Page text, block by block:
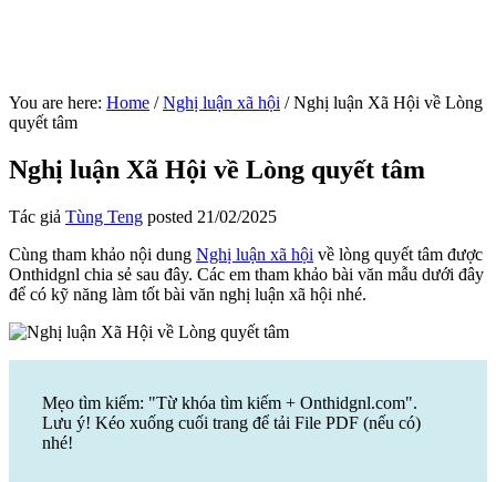
You are here: Home / Nghị luận xã hội /Nghị luận Xã Hội về Lòng
quyết tâm
Nghị luận Xã Hội về Lòng quyết tâm
Tác giả Tùng Teng posted 21/02/2025
Cùng tham khảo nội dung Nghị luận xã hội về lòng quyết tâm được
Onthidgnl chia sẻ sau đây. Các em tham khảo bài văn mẫu dưới đây
để có kỹ năng làm tốt bài văn nghị luận xã hội nhé.
Mẹo tìm kiếm: "Từ khóa tìm kiếm + Onthidgnl.com".
Lưu ý! Kéo xuống cuối trang để tải File PDF (nếu có)
nhé!